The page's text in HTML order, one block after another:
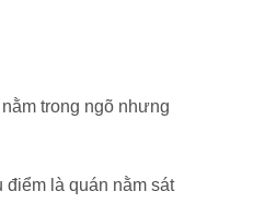
trong ngõ nhưng
điểm là quán nằm sát